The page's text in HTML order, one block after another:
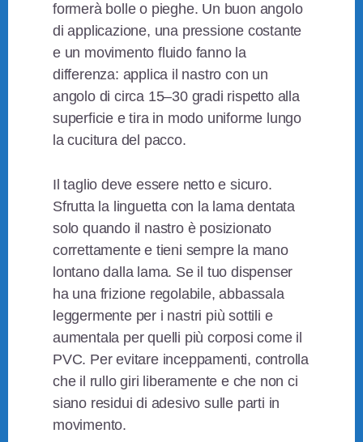
formerà bolle o pieghe. Un buon angolo
di applicazione, una pressione costante
e un movimento fluido fanno la
differenza: applica il nastro con un
angolo di circa 15–30 gradi rispetto alla
superficie e tira in modo uniforme lungo
la cucitura del pacco.
Il taglio deve essere netto e sicuro.
Sfrutta la linguetta con la lama dentata
solo quando il nastro è posizionato
correttamente e tieni sempre la mano
lontano dalla lama. Se il tuo dispenser
ha una frizione regolabile, abbassala
leggermente per i nastri più sottili e
aumentala per quelli più corposi come il
PVC. Per evitare inceppamenti, controlla
che il rullo giri liberamente e che non ci
siano residui di adesivo sulle parti in
movimento.